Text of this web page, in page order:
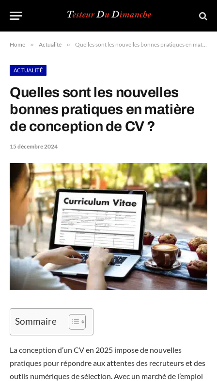
Home » Actualité » Quelles sont les nouvelles bonnes pratiques en matière de conception de CV ?
ACTUALITÉ
Quelles sont les nouvelles
bonnes pratiques en matière
de conception de CV ?
15 décembre 2024
Sommaire
La conception d’un CV en 2025 impose de nouvelles
pratiques pour répondre aux attentes des recruteurs et des
outils numériques de sélection. Avec un marché de l’emploi